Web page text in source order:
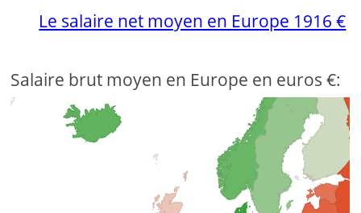
Le salaire net moyen en Europe 1916 €
Salaire brut moyen en Europe en euros €: